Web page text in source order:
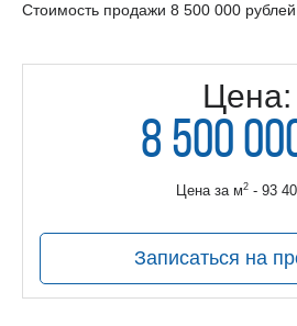
Стоимость продажи 8 500 000 рублей
Цена:
8 500
руб.
Цена за м2 - 93
Записаться на